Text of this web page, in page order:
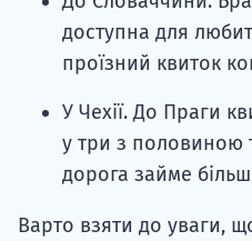
доступна для
проїзний квиток
У Чехії. До Праги
у три з половиною
дорога займе
Варто взяти до уваги,